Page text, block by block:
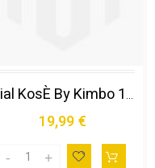
Cial KosÈ By Kimbo 150 Deciso
19,99 €